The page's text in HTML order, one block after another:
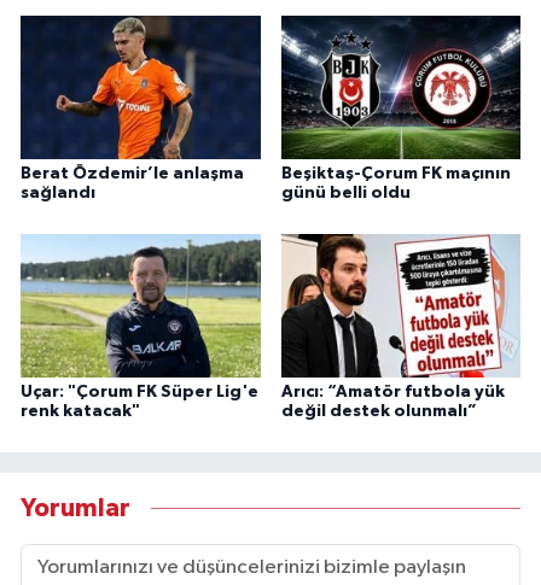
Berat Özdemir’le anlaşma
sağlandı
Beşiktaş-Çorum FK maçının
günü belli oldu
Uçar: "Çorum FK Süper Lig'e
renk katacak"
Arıcı: “Amatör futbola yük
değil destek olunmalı”
Yorumlar